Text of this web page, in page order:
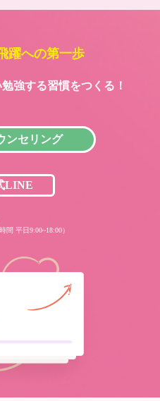
躍への第一歩
勉強する習慣をつくる！
ンセリング
LINE
間 平日9:00~18:00）